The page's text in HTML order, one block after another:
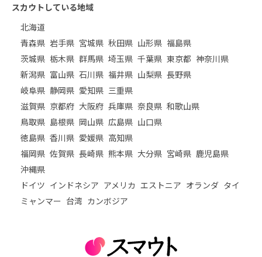
スカウトしている地域
北海道
青森県 岩手県 宮城県 秋田県 山形県 福島県
茨城県 栃木県 群馬県 埼玉県 千葉県 東京都 神奈川県
新潟県 富山県 石川県 福井県 山梨県 長野県
岐阜県 静岡県 愛知県 三重県
滋賀県 京都府 大阪府 兵庫県 奈良県 和歌山県
鳥取県 島根県 岡山県 広島県 山口県
徳島県 香川県 愛媛県 高知県
福岡県 佐賀県 長崎県 熊本県 大分県 宮崎県 鹿児島県
沖縄県
ドイツ インドネシア アメリカ エストニア オランダ タイ
ミャンマー 台湾 カンボジア